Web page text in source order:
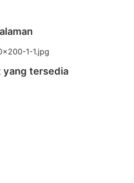
yang tersedia